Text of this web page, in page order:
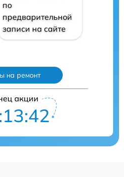
по
предварительной
записи на сайте
на ремонт
акции